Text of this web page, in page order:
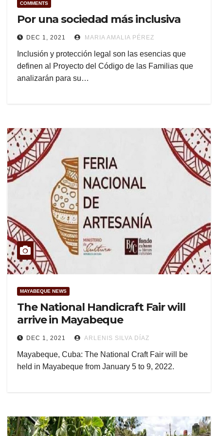
COMMENTS
Por una sociedad más inclusiva
DEC 1, 2021 MARIA AMALIA PÉREZ
Inclusión y protección legal son las esencias que
definen al Proyecto del Código de las Familias que
analizarán para su…
MAYABEQUE NEWS
The National Handicraft Fair will
arrive in Mayabeque
DEC 1, 2021 ARLENIS SILVA DÍAZ
Mayabeque, Cuba: The National Craft Fair will be
held in Mayabeque from January 5 to 9, 2022.